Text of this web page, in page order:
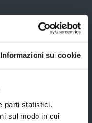
Informazioni sui cookie
parti statistici.
sul modo in cui
Emilia